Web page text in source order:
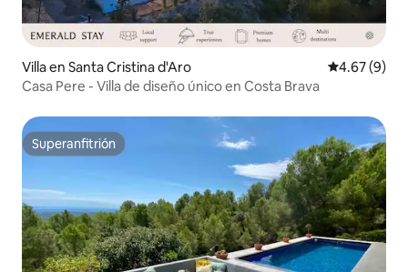
Villa en Santa Cristina d'Aro Calificación
4.67 (9)
Casa Pere - Villa de diseño único en Costa Brava
Superanfitrión
Superanfitrión